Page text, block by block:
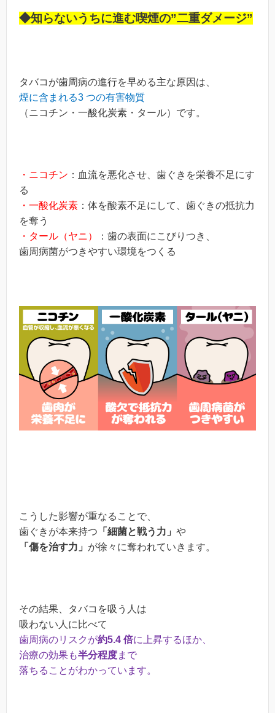
◆知らないうちに進む喫煙の”二重ダメージ”
タバコが歯周病の進行を早める主な原因は、
煙に含まれる3 つの有害物質
（ニコチン・一酸化炭素・タール）です。
・ニコチン ：血流を悪化させ、歯ぐきを栄養不足にす
る
・一酸化炭素 ：体を酸素不足にして、歯ぐきの抵抗力
を奪う
・タール（ヤニ）
：歯の表面にこびりつき、
歯周病菌がつきやすい環境をつくる
こうした影響が重なることで、
歯ぐきが本来持つ 「細菌と戦う力」 や
「傷を治す力」 が徐々に奪われていきます。
その結果、タバコを吸う人は
吸わない人に比べて
歯周病のリスクが約5.4 倍に上昇するほか、
治療の効果も半分程度まで
落ちることがわかっています。